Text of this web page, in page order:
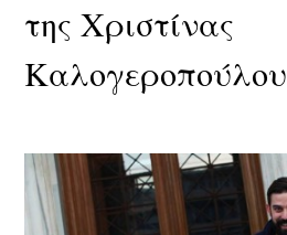
της Χριστίνας
Καλογεροπούλου